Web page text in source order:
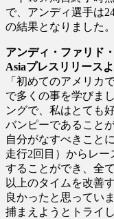
で、アンディ選手は
の結果となりました。
アンディ・ファリド
Asiaプレスリリースよ
「初めてのアメリカ
で多くの事を学びま
ングで、私はとても
バンピーであること
自分がなすべきこと
走行2回目）からレ
することができ、全
以上のタイムを改善
良かったと思ってい
捕まえようとトライ